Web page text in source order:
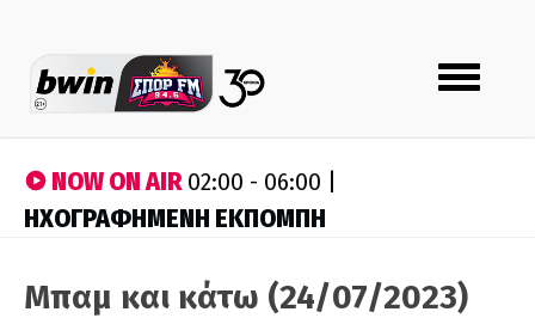
Toggle
navigation
NOW ON AIR02:00 - 06:00 |
ΗΧΟΓΡΑΦΗΜΕΝΗ ΕΚΠΟΜΠΗ
Μπαμ και κάτω (24/07/2023)